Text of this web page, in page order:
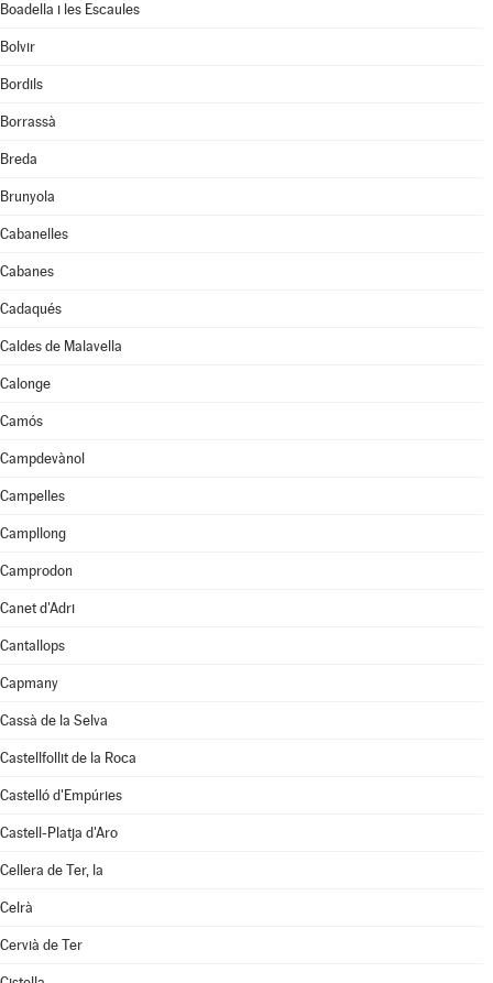
Boadella i les Escaules
Bolvir
Bordils
Borrassà
Breda
Brunyola
Cabanelles
Cabanes
Cadaqués
Caldes de Malavella
Calonge
Camós
Campdevànol
Campelles
Campllong
Camprodon
Canet d'Adri
Cantallops
Capmany
Cassà de la Selva
Castellfollit de la Roca
Castelló d'Empúries
Castell-Platja d'Aro
Cellera de Ter, la
Celrà
Cervià de Ter